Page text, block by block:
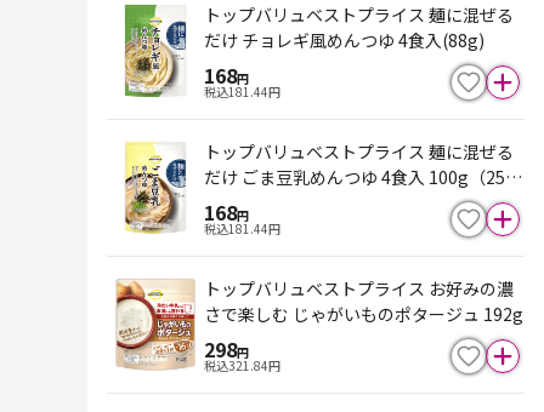
トップバリュベストプライス 麺に混ぜる
だけ チョレギ風めんつゆ 4食入(88g)
168円
税込181.44円
トップバリュベストプライス 麺に混ぜる
だけ ごま豆乳めんつゆ 4食入 100g（25g
×4食）
168円
税込181.44円
トップバリュベストプライス お好みの濃
さで楽しむ じゃがいものポタージュ 192g
298円
税込321.84円